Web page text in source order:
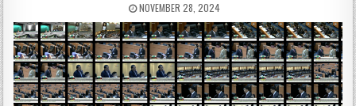
NOVEMBER 28, 2024